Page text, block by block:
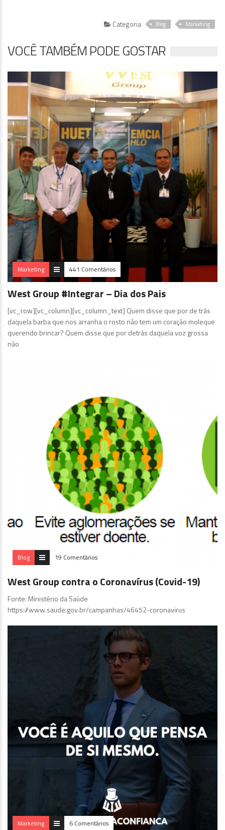
Categoria Blog Marketing
VOCÊ TAMBÉM PODE GOSTAR
Marketing 441 Comentários
West Group #Integrar – Dia dos Pais
[vc_row][vc_column][vc_column_text] Quem disse que por de trás
daquela barba que nos arranha o rosto não tem um coração moleque
querendo brincar? Quem disse que por detrás daquela voz grossa
não
Blog 19 Comentários
West Group contra o Coronavírus (Covid-19)
Fonte: Ministério da Saúde
https://www.saude.gov.br/campanhas/46452-coronavirus
Marketing 6 Comentários